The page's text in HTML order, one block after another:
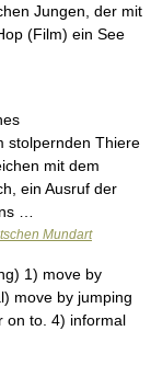
Jungen, der mit
(Film) ein See
stolpernden Thiere
mit dem
ein Ausruf der
…
Mundart
1) move by
move by jumping
on to. 4) informal